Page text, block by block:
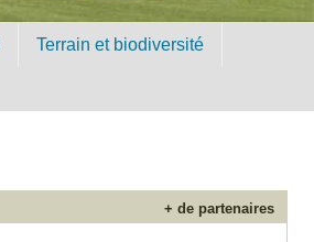
Terrain et biodiversité
+ de partenaires